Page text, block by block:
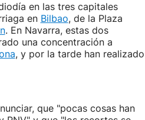
en las tres capitales
en Bilbao, de la Plaza
. En Navarra, estas dos
una concentración a
, y por la tarde han realizado
que "pocas cosas han